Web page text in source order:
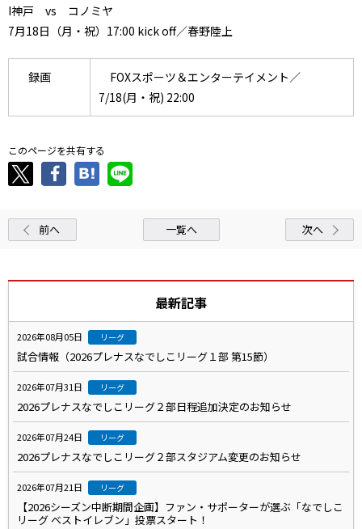
I神戸 vs コノミヤ
7月18日（月・祝）17:00 kick off／春野陸上
録画
FOXスポーツ＆エンターテイメント／
7/18(月・祝) 22:00
このページを共有する
前へ 一覧へ 次へ
最新記事
2026年08月05日 リーグ
試合情報（2026プレナスなでしこリーグ１部 第15節）
2026年07月31日 リーグ
2026プレナスなでしこリーグ２部日程追加決定のお知らせ
2026年07月24日 リーグ
2026プレナスなでしこリーグ２部スタジアム変更のお知らせ
2026年07月21日 リーグ
【2026シーズン中断期間企画】ファン・サポーターが選ぶ「なでしこ
リーグ ベストイレブン」投票スタート！